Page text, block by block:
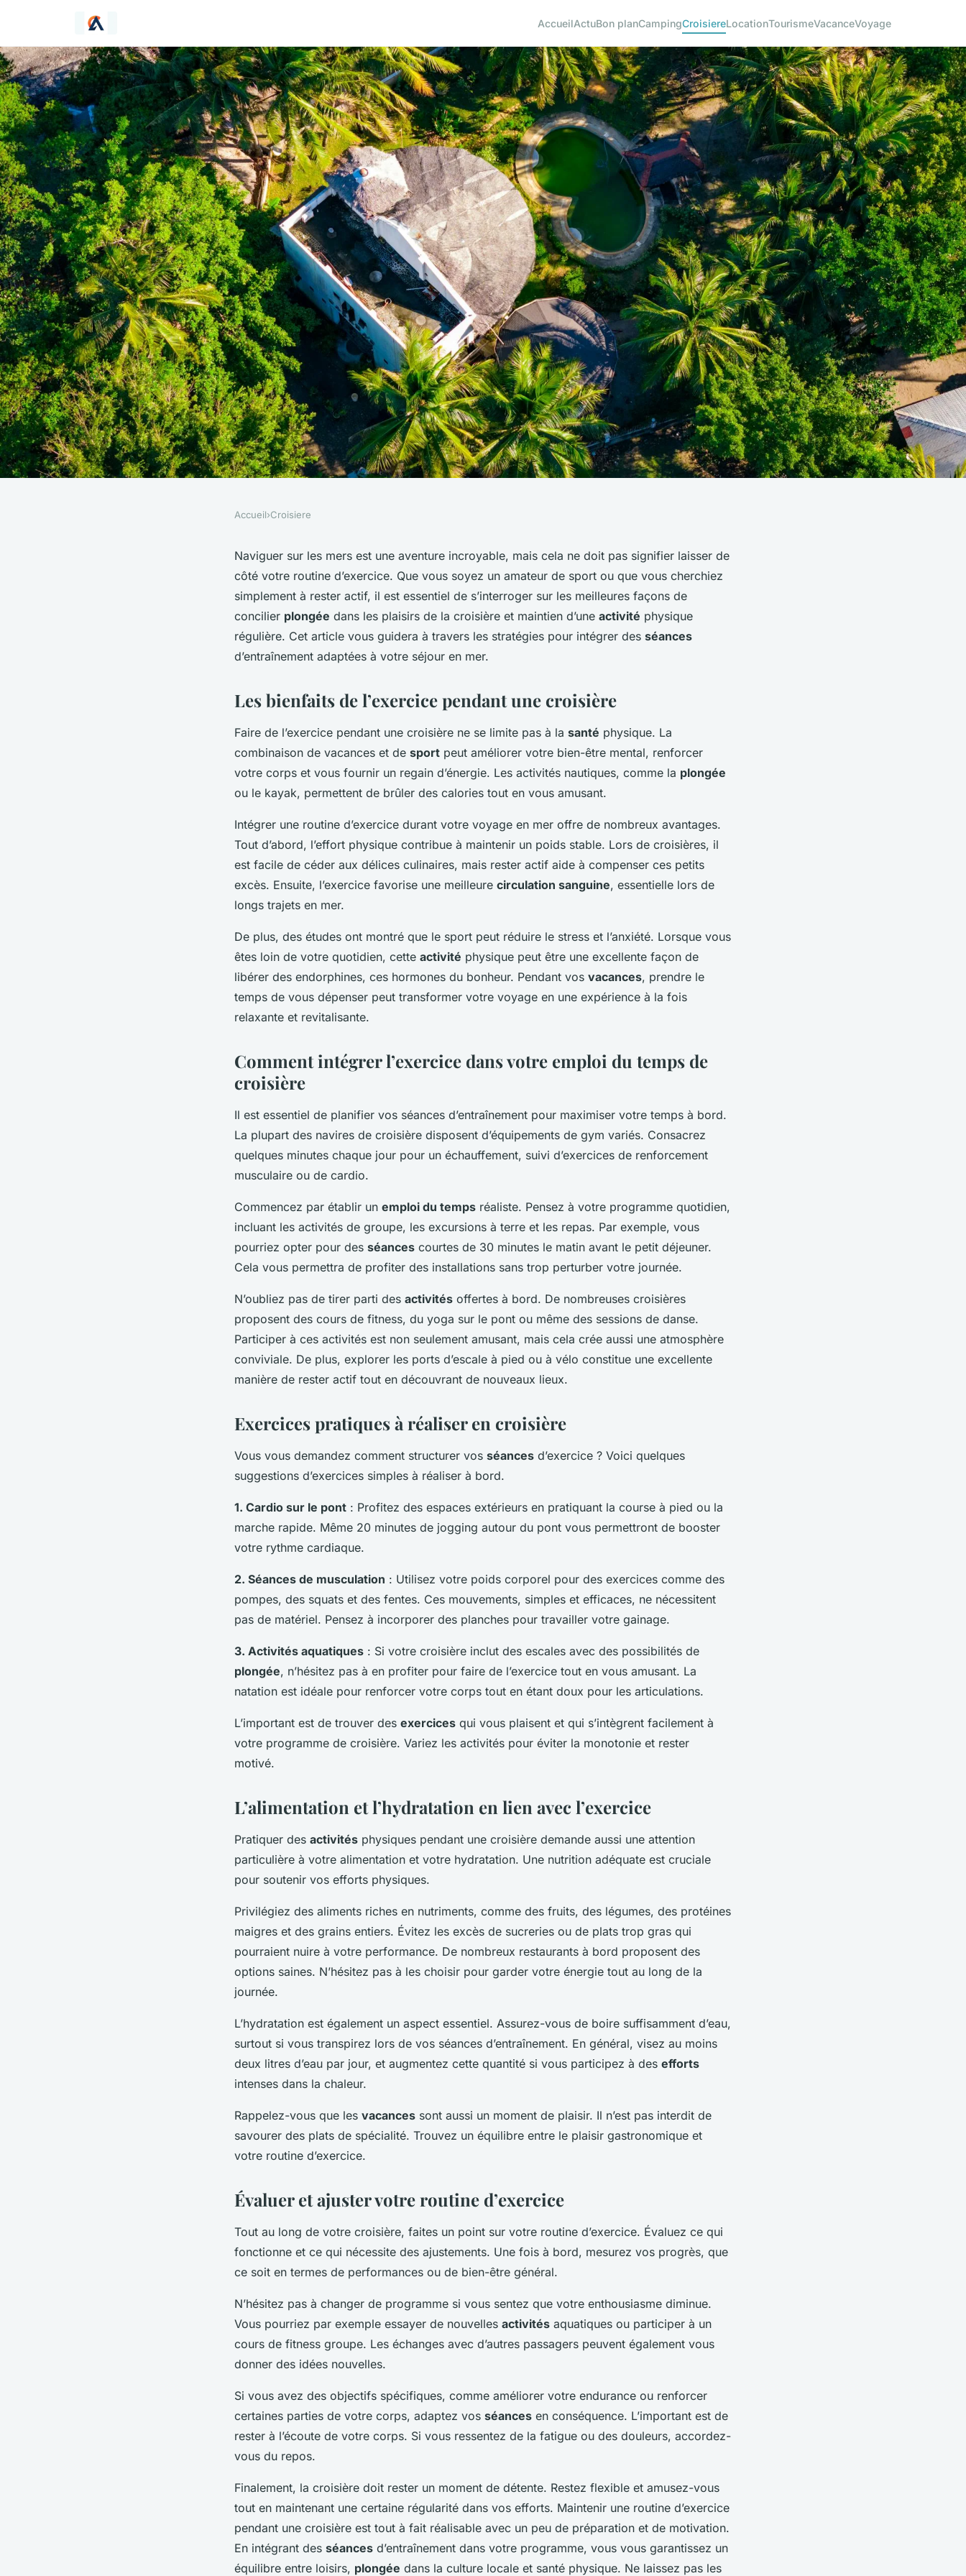
AccueilActuBon planCampingCroisiereLocationTourismeVacanceVoyage
Quelles sont les meilleures pratiques
pour maintenir une routine d'exercice
pendant une croisière ?
Accueil›Croisiere
Naviguer sur les mers est une aventure incroyable, mais cela ne doit pas signifier laisser de
côté votre routine d’exercice. Que vous soyez un amateur de sport ou que vous cherchiez
simplement à rester actif, il est essentiel de s’interroger sur les meilleures façons de
concilier plongée dans les plaisirs de la croisière et maintien d’une activité physique
régulière. Cet article vous guidera à travers les stratégies pour intégrer des séances
d’entraînement adaptées à votre séjour en mer.
Les bienfaits de l’exercice pendant une croisière
Faire de l’exercice pendant une croisière ne se limite pas à la santé physique. La
combinaison de vacances et de sport peut améliorer votre bien-être mental, renforcer
votre corps et vous fournir un regain d’énergie. Les activités nautiques, comme la plongée
ou le kayak, permettent de brûler des calories tout en vous amusant.
Intégrer une routine d’exercice durant votre voyage en mer offre de nombreux avantages.
Tout d’abord, l’effort physique contribue à maintenir un poids stable. Lors de croisières, il
est facile de céder aux délices culinaires, mais rester actif aide à compenser ces petits
excès. Ensuite, l’exercice favorise une meilleure circulation sanguine, essentielle lors de
longs trajets en mer.
De plus, des études ont montré que le sport peut réduire le stress et l’anxiété. Lorsque vous
êtes loin de votre quotidien, cette activité physique peut être une excellente façon de
libérer des endorphines, ces hormones du bonheur. Pendant vos vacances, prendre le
temps de vous dépenser peut transformer votre voyage en une expérience à la fois
relaxante et revitalisante.
Comment intégrer l’exercice dans votre emploi du temps de
croisière
Il est essentiel de planifier vos séances d’entraînement pour maximiser votre temps à bord.
La plupart des navires de croisière disposent d’équipements de gym variés. Consacrez
quelques minutes chaque jour pour un échauffement, suivi d’exercices de renforcement
musculaire ou de cardio.
Commencez par établir un emploi du temps réaliste. Pensez à votre programme quotidien,
incluant les activités de groupe, les excursions à terre et les repas. Par exemple, vous
pourriez opter pour des séances courtes de 30 minutes le matin avant le petit déjeuner.
Cela vous permettra de profiter des installations sans trop perturber votre journée.
N’oubliez pas de tirer parti des activités offertes à bord. De nombreuses croisières
proposent des cours de fitness, du yoga sur le pont ou même des sessions de danse.
Participer à ces activités est non seulement amusant, mais cela crée aussi une atmosphère
conviviale. De plus, explorer les ports d’escale à pied ou à vélo constitue une excellente
manière de rester actif tout en découvrant de nouveaux lieux.
Exercices pratiques à réaliser en croisière
Vous vous demandez comment structurer vos séances d’exercice ? Voici quelques
suggestions d’exercices simples à réaliser à bord.
1. Cardio sur le pont : Profitez des espaces extérieurs en pratiquant la course à pied ou la
marche rapide. Même 20 minutes de jogging autour du pont vous permettront de booster
votre rythme cardiaque.
2. Séances de musculation : Utilisez votre poids corporel pour des exercices comme des
pompes, des squats et des fentes. Ces mouvements, simples et efficaces, ne nécessitent
pas de matériel. Pensez à incorporer des planches pour travailler votre gainage.
3. Activités aquatiques : Si votre croisière inclut des escales avec des possibilités de
plongée, n’hésitez pas à en profiter pour faire de l’exercice tout en vous amusant. La
natation est idéale pour renforcer votre corps tout en étant doux pour les articulations.
L’important est de trouver des exercices qui vous plaisent et qui s’intègrent facilement à
votre programme de croisière. Variez les activités pour éviter la monotonie et rester
motivé.
L’alimentation et l’hydratation en lien avec l’exercice
Pratiquer des activités physiques pendant une croisière demande aussi une attention
particulière à votre alimentation et votre hydratation. Une nutrition adéquate est cruciale
pour soutenir vos efforts physiques.
Privilégiez des aliments riches en nutriments, comme des fruits, des légumes, des protéines
maigres et des grains entiers. Évitez les excès de sucreries ou de plats trop gras qui
pourraient nuire à votre performance. De nombreux restaurants à bord proposent des
options saines. N’hésitez pas à les choisir pour garder votre énergie tout au long de la
journée.
L’hydratation est également un aspect essentiel. Assurez-vous de boire suffisamment d’eau,
surtout si vous transpirez lors de vos séances d’entraînement. En général, visez au moins
deux litres d’eau par jour, et augmentez cette quantité si vous participez à des efforts
intenses dans la chaleur.
Rappelez-vous que les vacances sont aussi un moment de plaisir. Il n’est pas interdit de
savourer des plats de spécialité. Trouvez un équilibre entre le plaisir gastronomique et
votre routine d’exercice.
Évaluer et ajuster votre routine d’exercice
Tout au long de votre croisière, faites un point sur votre routine d’exercice. Évaluez ce qui
fonctionne et ce qui nécessite des ajustements. Une fois à bord, mesurez vos progrès, que
ce soit en termes de performances ou de bien-être général.
N’hésitez pas à changer de programme si vous sentez que votre enthousiasme diminue.
Vous pourriez par exemple essayer de nouvelles activités aquatiques ou participer à un
cours de fitness groupe. Les échanges avec d’autres passagers peuvent également vous
donner des idées nouvelles.
Si vous avez des objectifs spécifiques, comme améliorer votre endurance ou renforcer
certaines parties de votre corps, adaptez vos séances en conséquence. L’important est de
rester à l’écoute de votre corps. Si vous ressentez de la fatigue ou des douleurs, accordez-
vous du repos.
Finalement, la croisière doit rester un moment de détente. Restez flexible et amusez-vous
tout en maintenant une certaine régularité dans vos efforts. Maintenir une routine d’exercice
pendant une croisière est tout à fait réalisable avec un peu de préparation et de motivation.
En intégrant des séances d’entraînement dans votre programme, vous vous garantissez un
équilibre entre loisirs, plongée dans la culture locale et santé physique. Ne laissez pas les